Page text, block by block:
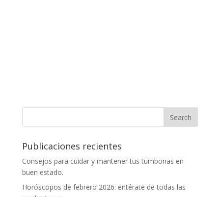
Publicaciones recientes
Consejos para cuidar y mantener tus tumbonas en
buen estado.
Horóscopos de febrero 2026: entérate de todas las